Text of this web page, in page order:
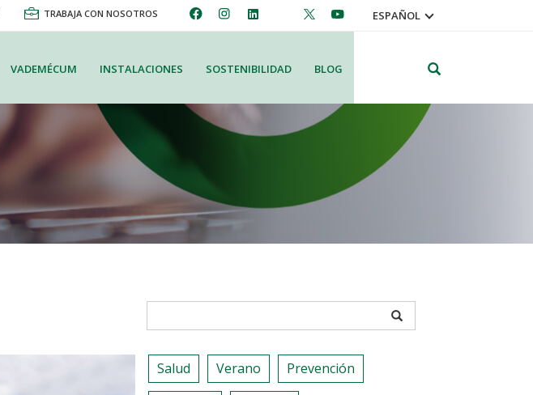
TRABAJA CON NOSOTROS ESPAÑOL
VADEMÉCUM INSTALACIONES SOSTENIBILIDAD BLOG
APPLY
Salud Verano Prevención